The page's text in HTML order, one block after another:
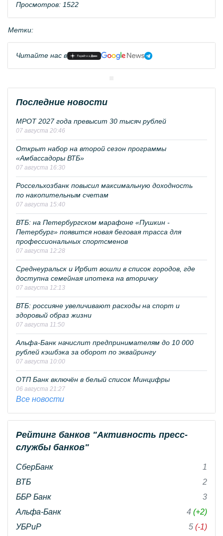
Просмотров: 1522
Метки:
Читайте нас в
Последние новости
МРОТ 2027 года превысит 30 тысяч рублей
07 августа 20:46
Открыт набор на второй сезон программы
«Амбассадоры ВТБ»
07 августа 16:30
Россельхозбанк повысил максимальную доходность
по накопительным счетам
07 августа 15:40
ВТБ: на Петербургском марафоне «Пушкин -
Петербург» появится новая беговая трасса для
профессиональных спортсменов
07 августа 12:28
Среднеуральск и Ирбит вошли в список городов, где
доступна семейная ипотека на вторичку
07 августа 12:13
ВТБ: россияне увеличивают расходы на спорт и
здоровый образ жизни
07 августа 11:50
Альфа-Банк начислит предпринимателям до 10 000
рублей кэшбэка за оборот по эквайрингу
07 августа 10:00
ОТП Банк включён в белый список Минцифры
06 августа 21:27
Все новости
Рейтинг банков "Активность пресс-
службы банков"
СберБанк
1
ВТБ
2
ББР Банк
3
Альфа-Банк
4 (+2)
УБРиР
5 (-1)